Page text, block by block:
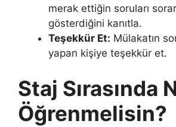
merak ettiğin soruları
gösterdiğini kanıtla.
Teşekkür Et: Mülakatın
yapan kişiye teşekkür et.
Staj Sırasında
Öğrenmelisin?